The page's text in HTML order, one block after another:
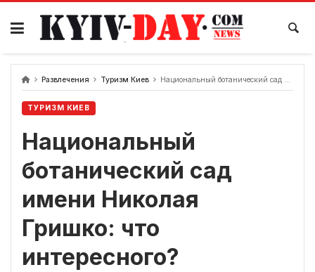
перейти
содержанию
Развлечения Туризм Киев Национальный ботанический сад имени Николая Гришко: что интересного?
ТУРИЗМ КИЕВ
Национальный
ботанический сад
имени Николая
Гришко: что
интересного?